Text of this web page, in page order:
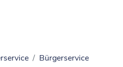
Bürgerservice